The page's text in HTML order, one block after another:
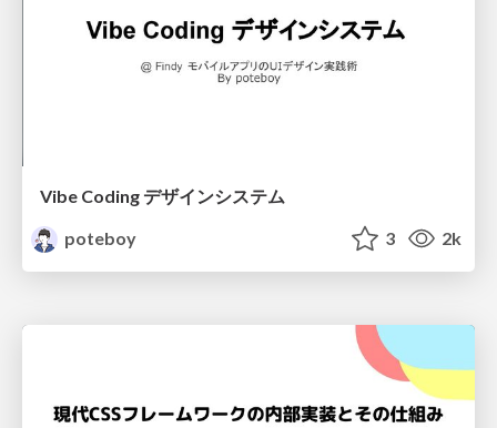
Vibe Coding デザインシステム
poteboy
3 2k